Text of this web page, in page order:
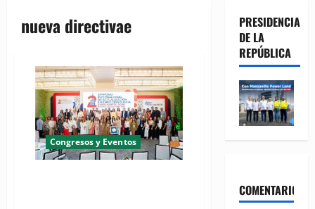
nueva directivae
Congresos y Eventos
PRESIDENCIA
DE LA
REPÚBLICA
COMENTARIOS